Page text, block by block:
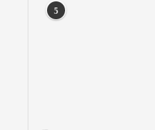
5